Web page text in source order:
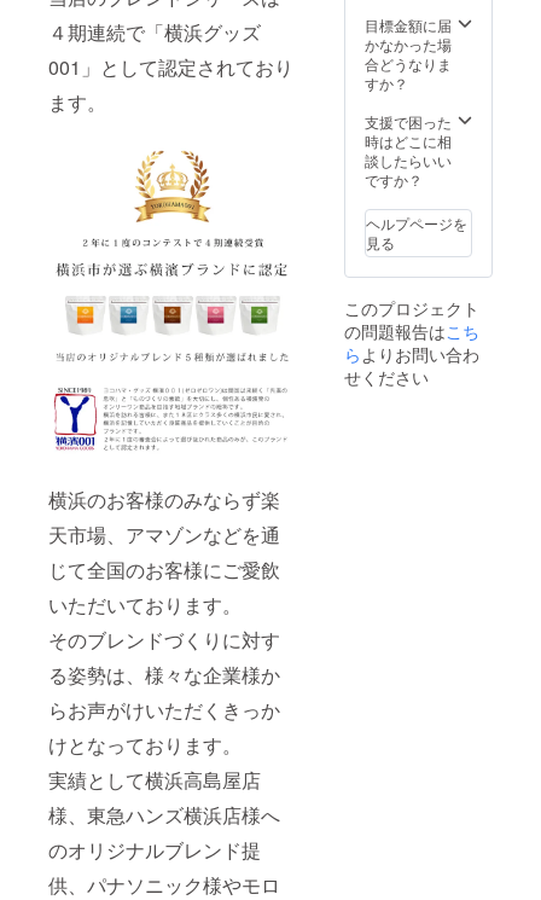
４期連続で「横浜グッズ
001」として認定されており
ます。
横浜のお客様のみならず楽
天市場、アマゾンなどを通
じて全国のお客様にご愛飲
いただいております。
そのブレンドづくりに対す
る姿勢は、様々な企業様か
らお声がけいただくきっか
けとなっております。
実績として横浜高島屋店
様、東急ハンズ横浜店様へ
のオリジナルブレンド提
供、パナソニック様やモロ
目標金額に届
かなかった場
合どうなりま
すか？
支援で困った
時はどこに相
談したらいい
ですか？
ヘルプページを
見る
このプロジェクト
の問題報告はこち
ら よりお問い合わ
せください